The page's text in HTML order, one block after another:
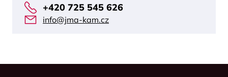
+420 725 545 626
info@jma-kam.cz